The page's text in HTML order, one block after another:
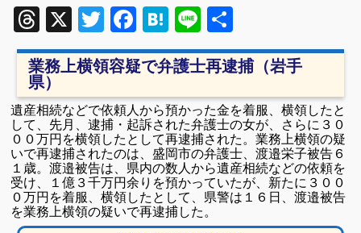
Threads
X TwitterFacebook
Hatena
Line
有
業務上横領容疑で弁護士再逮捕（岩手
県）
遺産相続などで依頼人から預かった金を着服、横領したと
して、先月、逮捕・起訴された弁護士の女が、さらに３０
００万円を横領したとして再逮捕された。業務上横領の疑
いで再逮捕されたのは、盛岡市の弁護士、渡邉栄子被告６
１歳。渡邉被告は、県内の数人から遺産相続などの依頼を
受け、１億３千万円余りを預かっていたが、新たに３００
０万円を着服、横領したとして、県警は１６日、渡邉被告
を業務上横領の疑いで再逮捕した。